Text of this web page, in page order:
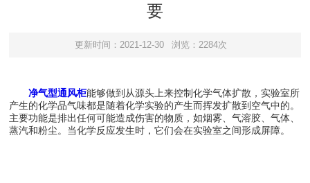
要
更新时间：2021-12-30 浏览：2284次
净气型通风柜能够做到从源头上来控制化学气体扩散，实验室所
产生的化学品气味都是随着化学实验的产生而挥发扩散到空气中的。
主要功能是排出任何可能造成伤害的物质，如烟雾、气溶胶、气体、
蒸汽和粉尘。当化学反应发生时，它们会在实验室之间形成屏障。